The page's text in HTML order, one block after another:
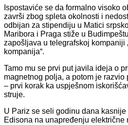
Ispostaviće se da formalno visoko
završi zbog spleta okolnosti i
odbijan za stipendiju u Matici
Maribora i Praga stiže u
zapošljava u telegrafskoj kompaniji
kompanija“.
Tamo mu se prvi put javila ideja o
magnetnog polja, a potom je
– prvi korak ka uspješnom
struje.
U Pariz se seli godinu dana kasnije
Edisona na unapređenju električne